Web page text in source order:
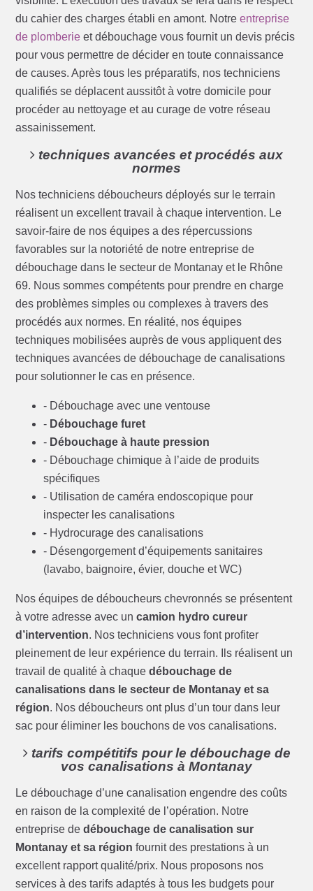
du cahier des charges établi en amont. Notreentreprise
de plomberie et débouchage vous fournit un devis précis
pour vous permettre de décider en toute connaissance
de causes. Après tous les préparatifs, nos techniciens
qualifiés se déplacent aussitôt à votre domicile pour
procéder au nettoyage et au curage de votre réseau
assainissement.
techniques avancées et procédés aux
normes
Nos techniciens déboucheurs déployés sur le terrain
réalisent un excellent travail à chaque intervention. Le
savoir-faire de nos équipes a des répercussions
favorables sur la notoriété de notre entreprise de
débouchage dans le secteur de Montanay et le Rhône
69. Nous sommes compétents pour prendre en charge
des problèmes simples ou complexes à travers des
procédés aux normes. En réalité, nos équipes
techniques mobilisées auprès de vous appliquent des
techniques avancées de débouchage de canalisations
pour solutionner le cas en présence.
- Débouchage avec une ventouse
- Débouchage furet
- Débouchage à haute pression
- Débouchage chimique à l’aide de produits
spécifiques
- Utilisation de caméra endoscopique pour
inspecter les canalisations
- Hydrocurage des canalisations
- Désengorgement d’équipements sanitaires
(lavabo, baignoire, évier, douche et WC)
Nos équipes de déboucheurs chevronnés se présentent
à votre adresse avec uncamion hydro cureur
d’intervention. Nos techniciens vous font profiter
pleinement de leur expérience du terrain. Ils réalisent un
travail de qualité à chaquedébouchage de
canalisations dans le secteur de Montanay et sa
région. Nos déboucheurs ont plus d’un tour dans leur
sac pour éliminer les bouchons de vos canalisations.
tarifs compétitifs pour le débouchage de
vos canalisations à Montanay
Le débouchage d’une canalisation engendre des coûts
en raison de la complexité de l’opération. Notre
entreprise dedébouchage de canalisation sur
Montanay et sa région fournit des prestations à un
excellent rapport qualité/prix. Nous proposons nos
services à des tarifs adaptés à tous les budgets pour